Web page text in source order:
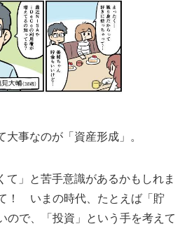
事なのが「資産形成」。
」と苦手意識があるかもしれま
！ いまの時代、たとえば「貯
ので、「投資」という手を考えて